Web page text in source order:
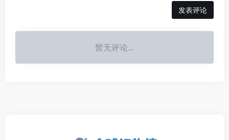
发表评论
暂无评论...